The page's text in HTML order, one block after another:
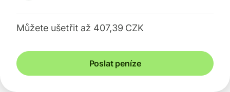
Můžete ušetřit až 407,39 CZK
Poslat peníze